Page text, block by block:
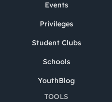
Events
Privileges
Student Clubs
Schools
YouthBlog
TOOLS